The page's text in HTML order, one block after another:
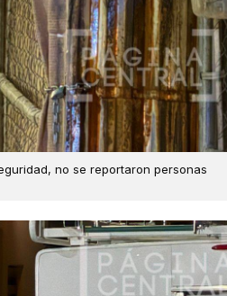
no se reportaron personas